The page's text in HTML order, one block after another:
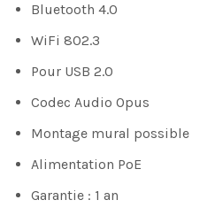
Bluetooth 4.0
WiFi 802.3
Pour USB 2.0
Codec Audio Opus
Montage mural possible
Alimentation PoE
Garantie : 1 an